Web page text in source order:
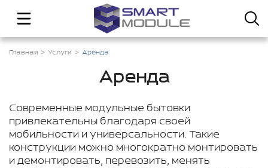
Главная Услуги Аренда
Аренда
Современные модульные бытовки
привлекательны благодаря своей
мобильности и универсальности. Такие
конструкции можно многократно монтировать
и демонтировать, перевозить, менять